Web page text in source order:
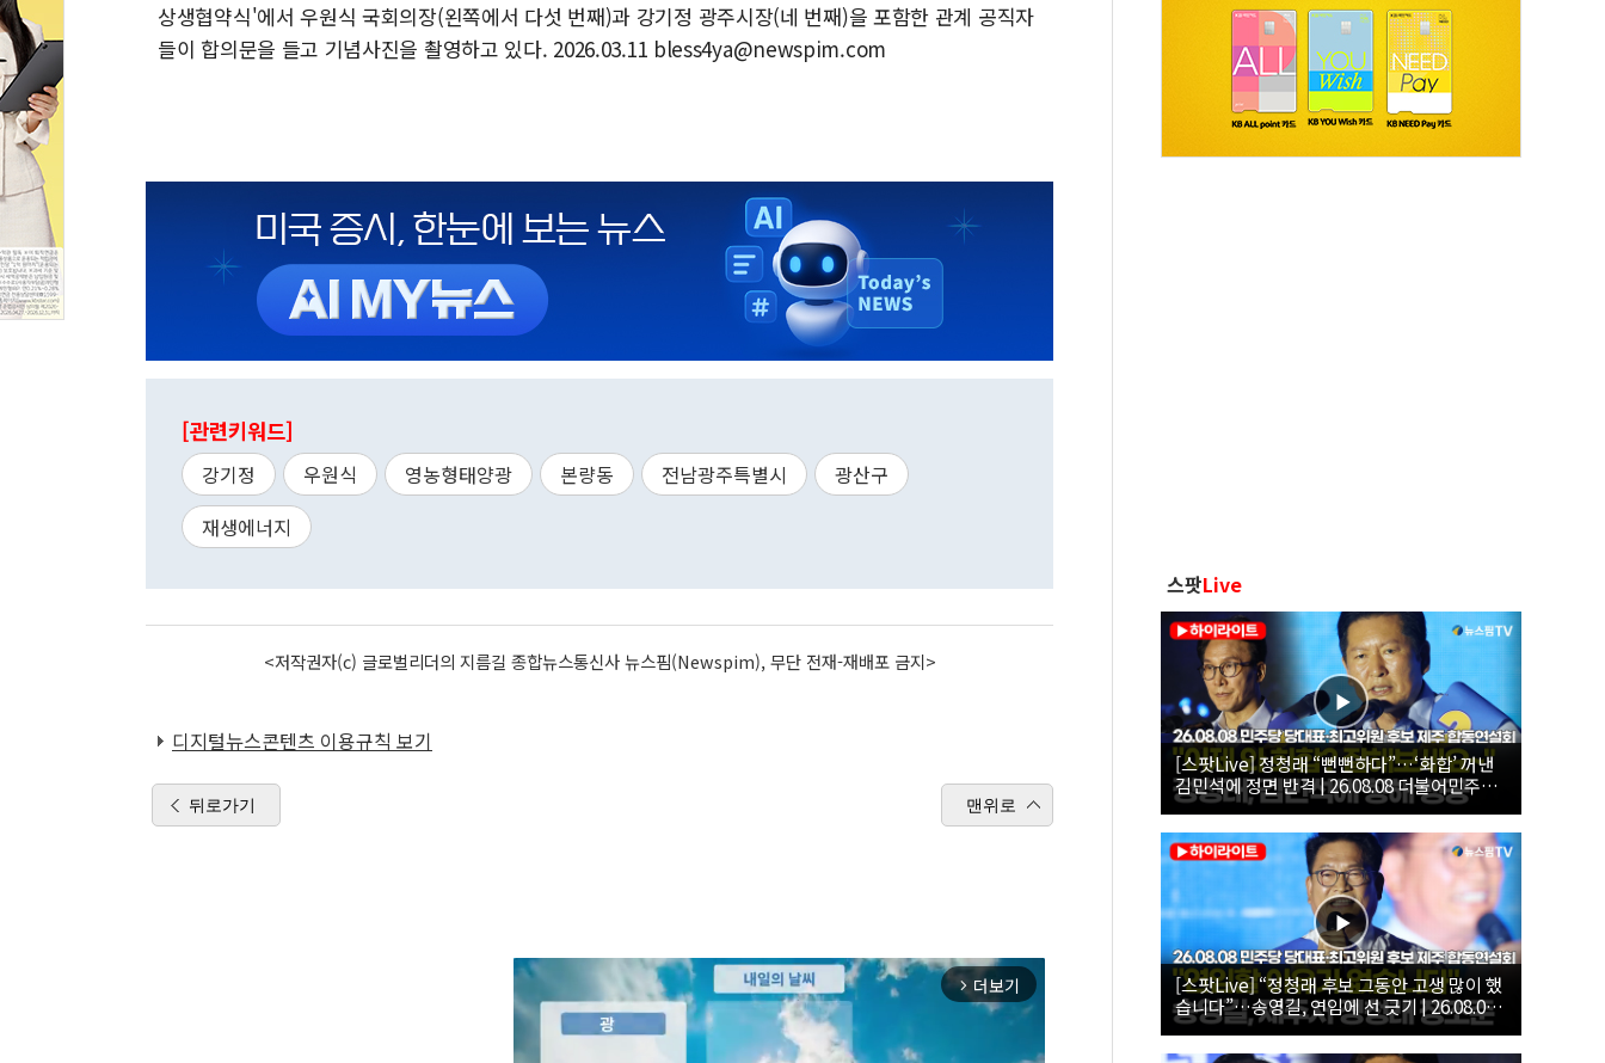
상생협약식'에서 우원식 국회의장(왼쪽에서 다섯 번째)과 강기정 광주시장(네 번째)을 포함한 관계 공직자
들이 합의문을 들고 기념사진을 촬영하고 있다. 2026.03.11 bless4ya@newspim.com
[관련키워드]
강기정 우원식 영농형태양광 본량동 전남광주특별시
광산구
재생에너지
<저작권자(c) 글로벌리더의 지름길 종합뉴스통신사 뉴스핌(Newspim), 무단 전재-재배포 금지>
디지털뉴스콘텐츠 이용규칙 보기
뒤로가기 맨위로
arrow_forward_ios 더보기
스팟Live
[스팟Live] 정청래 “뻔뻔하다”…‘화합’ 꺼낸
김민석에 정면 반격 | 26.08.08 더불어민주당
당대표·최고위원 후보 제주 합동연설회
[스팟Live] “정청래 후보 그동안 고생 많이 했
습니다”…송영길, 연임에 선 긋기 | 26.08.08
더불어민주당 당대표·최고위원 후보 제주 합
동연설회